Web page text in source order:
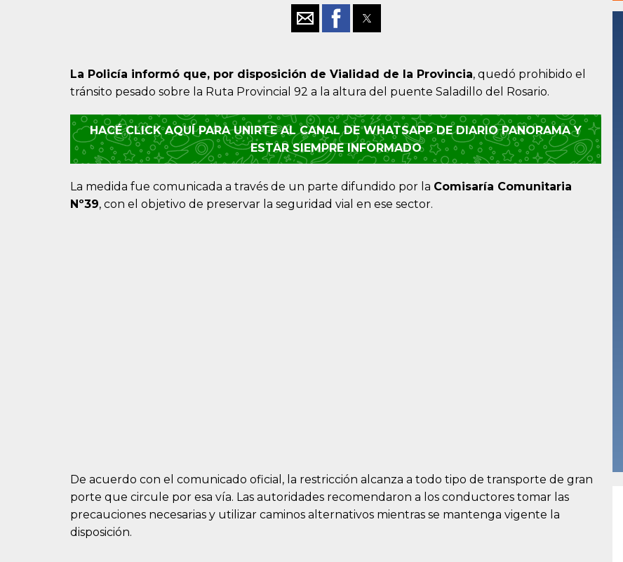
La Policía informó que, por disposición de Vialidad de la Provincia, quedó prohibido el
tránsito pesado sobre la Ruta Provincial 92 a la altura del puente Saladillo del Rosario.
HACÉ CLICK AQUÍ PARA UNIRTE AL CANAL DE WHATSAPP DE DIARIO PANORAMA Y
ESTAR SIEMPRE INFORMADO
La medida fue comunicada a través de un parte difundido por la Comisaría Comunitaria
Nº39, con el objetivo de preservar la seguridad vial en ese sector.
De acuerdo con el comunicado oficial, la restricción alcanza a todo tipo de transporte de gran
porte que circule por esa vía. Las autoridades recomendaron a los conductores tomar las
precauciones necesarias y utilizar caminos alternativos mientras se mantenga vigente la
disposición.